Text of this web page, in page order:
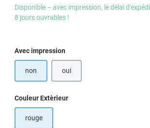
Disponible – avec impression, le délai
8 jours ouvrables !
Sélectionnez
Avec impression
non oui
Sélectionnez
Couleur Extèrieur
rouge